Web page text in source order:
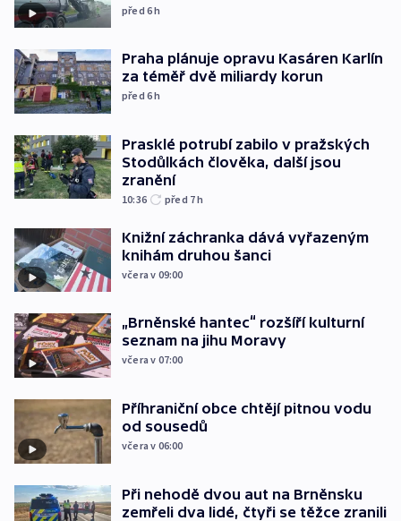
před 6h
Praha plánuje opravu Kasáren Karlín
za téměř dvě miliardy korun
před 6h
Prasklé potrubí zabilo v pražských
Stodůlkách člověka, další jsou
zranění
10:36 před 7h
Knižní záchranka dává vyřazeným
knihám druhou šanci
včera v 09:00
„Brněnské hantec“ rozšíří kulturní
seznam na jihu Moravy
včera v 07:00
Příhraniční obce chtějí pitnou vodu
od sousedů
včera v 06:00
Při nehodě dvou aut na Brněnsku
zemřeli dva lidé, čtyři se těžce zranili